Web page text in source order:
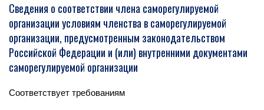
Сведения о соответствии члена саморегулируемой
организации условиям членства в саморегулируемой
организации, предусмотренным законодательством
Российской Федерации и (или) внутренними документами
саморегулируемой организации
Соответствует требованиям